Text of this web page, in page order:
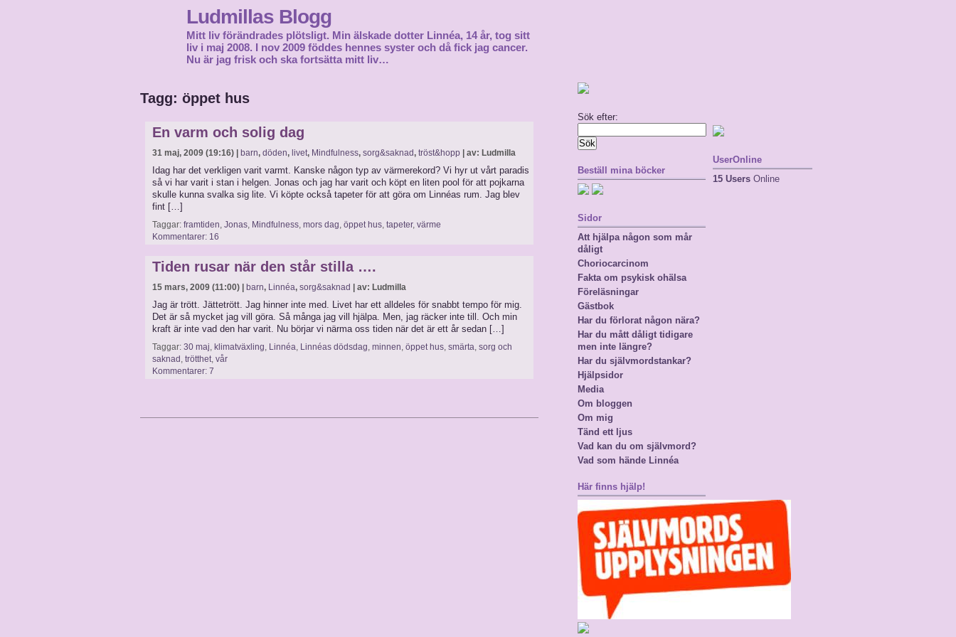
Ludmillas Blogg
Mitt liv förändrades plötsligt. Min älskade dotter Linnéa, 14 år, tog sitt
liv i maj 2008. I nov 2009 föddes hennes syster och då fick jag cancer.
Nu är jag frisk och ska fortsätta mitt liv…
Tagg: öppet hus
En varm och solig dag
31 maj, 2009 (19:16) | barn, döden, livet, Mindfulness, sorg&saknad, tröst&hopp | av: Ludmilla
Idag har det verkligen varit varmt. Kanske någon typ av värmerekord? Vi hyr ut vårt paradis
så vi har varit i stan i helgen. Jonas och jag har varit och köpt en liten pool för att pojkarna
skulle kunna svalka sig lite. Vi köpte också tapeter för att göra om Linnéas rum. Jag blev
fint […]
Taggar: framtiden, Jonas, Mindfulness, mors dag, öppet hus, tapeter, värme
Kommentarer: 16
Tiden rusar när den står stilla ….
15 mars, 2009 (11:00) | barn, Linnéa, sorg&saknad | av: Ludmilla
Jag är trött. Jättetrött. Jag hinner inte med. Livet har ett alldeles för snabbt tempo för mig.
Det är så mycket jag vill göra. Så många jag vill hjälpa. Men, jag räcker inte till. Och min
kraft är inte vad den har varit. Nu börjar vi närma oss tiden när det är ett år sedan […]
Taggar: 30 maj, klimatväxling, Linnéa, Linnéas dödsdag, minnen, öppet hus, smärta, sorg och
saknad , trötthet, vår
Kommentarer: 7
Sök efter:
Beställ mina böcker
Sidor
Att hjälpa någon som mår
dåligt
Choriocarcinom
Fakta om psykisk ohälsa
Föreläsningar
Gästbok
Har du förlorat någon nära?
Har du mått dåligt tidigare
men inte längre?
Har du självmordstankar?
Hjälpsidor
Media
Om bloggen
Om mig
Tänd ett ljus
Vad kan du om självmord?
Vad som hände Linnéa
Här finns hjälp!
UserOnline
15 Users Online